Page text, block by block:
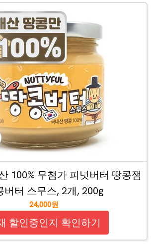
100% 무첨가 피넛버터 땅콩잼
버터 스무스, 2개, 200g
24,000원
할인중인지 확인하기